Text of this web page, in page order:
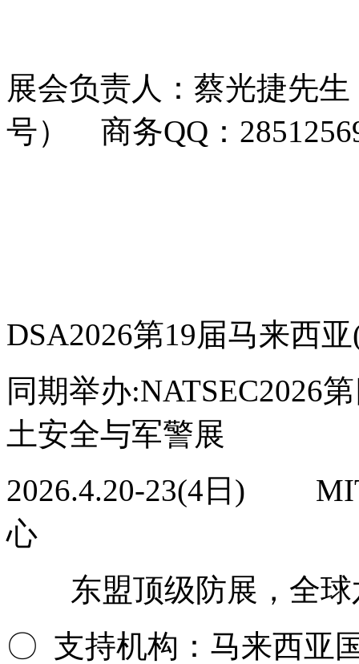
展会负责人：蔡光捷先
号） 商务QQ：
DSA2026第19届马来西
同期举办:NATSEC2026
土安全与军警展
2026.4.20-23(4日)
心
东盟顶级防展，全球
〇 支持机构：马来西亚